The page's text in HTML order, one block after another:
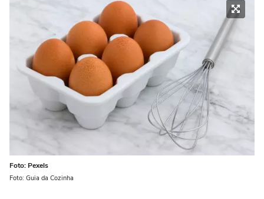
Foto: Pexels
Foto: Guia da Cozinha